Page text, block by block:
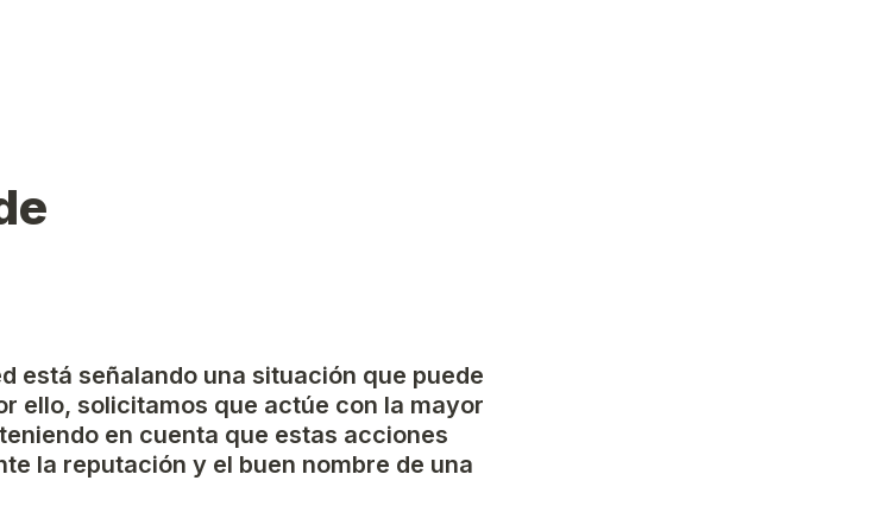
está señalando una situación que puede
ello, solicitamos que actúe con la mayor
en cuenta que estas acciones
la reputación y el buen nombre de una